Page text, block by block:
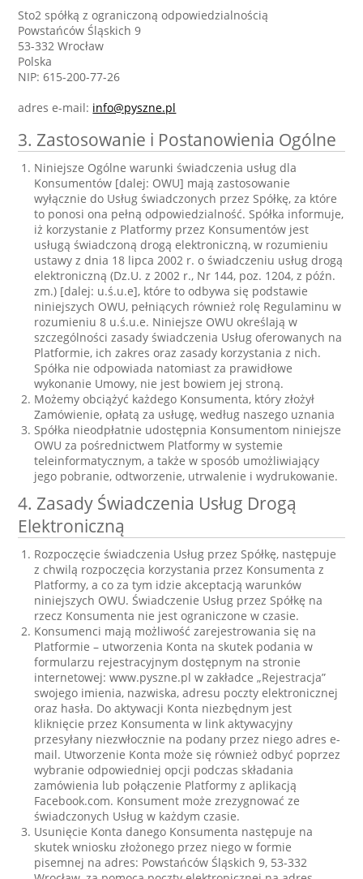
Sto2 spółką z ograniczoną odpowiedzialnością
Powstańców Śląskich 9
53-332 Wrocław
Polska
NIP: 615-200-77-26
adres e-mail: info@pyszne.pl
3. Zastosowanie i Postanowienia Ogólne
Niniejsze Ogólne warunki świadczenia usług dla
Konsumentów [dalej: OWU] mają zastosowanie
wyłącznie do Usług świadczonych przez Spółkę, za które
to ponosi ona pełną odpowiedzialność. Spółka informuje,
iż korzystanie z Platformy przez Konsumentów jest
usługą świadczoną drogą elektroniczną, w rozumieniu
ustawy z dnia 18 lipca 2002 r. o świadczeniu usług drogą
elektroniczną (Dz.U. z 2002 r., Nr 144, poz. 1204, z późn.
zm.) [dalej: u.ś.u.e], które to odbywa się podstawie
niniejszych OWU, pełniących również rolę Regulaminu w
rozumieniu 8 u.ś.u.e. Niniejsze OWU określają w
szczególności zasady świadczenia Usług oferowanych na
Platformie, ich zakres oraz zasady korzystania z nich.
Spółka nie odpowiada natomiast za prawidłowe
wykonanie Umowy, nie jest bowiem jej stroną.
Możemy obciążyć każdego Konsumenta, który złożył
Zamówienie, opłatą za usługę, według naszego uznania
Spółka nieodpłatnie udostępnia Konsumentom niniejsze
OWU za pośrednictwem Platformy w systemie
teleinformatycznym, a także w sposób umożliwiający
jego pobranie, odtworzenie, utrwalenie i wydrukowanie.
4. Zasady Świadczenia Usług Drogą
Elektroniczną
Rozpoczęcie świadczenia Usług przez Spółkę, następuje
z chwilą rozpoczęcia korzystania przez Konsumenta z
Platformy, a co za tym idzie akceptacją warunków
niniejszych OWU. Świadczenie Usług przez Spółkę na
rzecz Konsumenta nie jest ograniczone w czasie.
Konsumenci mają możliwość zarejestrowania się na
Platformie – utworzenia Konta na skutek podania w
formularzu rejestracyjnym dostępnym na stronie
internetowej: www.pyszne.pl w zakładce „Rejestracja”
swojego imienia, nazwiska, adresu poczty elektronicznej
oraz hasła. Do aktywacji Konta niezbędnym jest
kliknięcie przez Konsumenta w link aktywacyjny
przesyłany niezwłocznie na podany przez niego adres e-
mail. Utworzenie Konta może się również odbyć poprzez
wybranie odpowiedniej opcji podczas składania
zamówienia lub połączenie Platformy z aplikacją
Facebook.com. Konsument może zrezygnować ze
świadczonych Usług w każdym czasie.
Usunięcie Konta danego Konsumenta następuje na
skutek wniosku złożonego przez niego w formie
pisemnej na adres: Powstańców Śląskich 9, 53-332